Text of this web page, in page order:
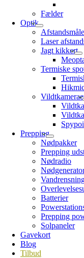
Fælder
Optik
Laser
Jagt kikkert
Termiske
Prepping
Nødpakker
Prepping
Nødradio
Batterier
Prepping
Solpaneler
Gavekort
Blog
Tilbud